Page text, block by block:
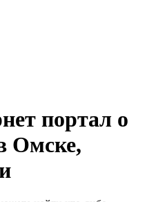
портал о
Омске,